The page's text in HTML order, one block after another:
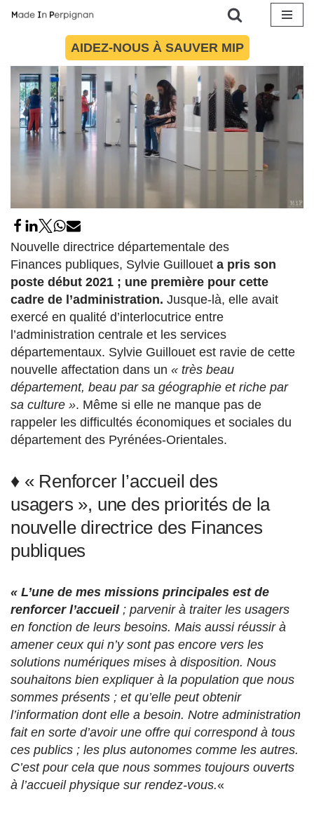
contenu
AIDEZ-NOUS À SAUVER MIP
Nouvelle directrice départementale des
Finances publiques, Sylvie Guillouet a pris son
poste début 2021 ; une première pour cette
cadre de l’administration. Jusque-là, elle avait
exercé en qualité d’interlocutrice entre
l’administration centrale et les services
départementaux. Sylvie Guillouet est ravie de cette
nouvelle affectation dans un « très beau
département, beau par sa géographie et riche par
sa culture ». Même si elle ne manque pas de
rappeler les difficultés économiques et sociales du
département des Pyrénées-Orientales.
♦ « Renforcer l’accueil des
usagers », une des priorités de la
nouvelle directrice des Finances
publiques
« L’une de mes missions principales est de
renforcer l’accueil ; parvenir à traiter les usagers
en fonction de leurs besoins. Mais aussi réussir à
amener ceux qui n’y sont pas encore vers les
solutions numériques mises à disposition. Nous
souhaitons bien expliquer à la population que nous
sommes présents ; et qu’elle peut obtenir
l’information dont elle a besoin. Notre administration
fait en sorte d’avoir une offre qui correspond à tous
ces publics ; les plus autonomes comme les autres.
C’est pour cela que nous sommes toujours ouverts
à l’accueil physique sur rendez-vous.«